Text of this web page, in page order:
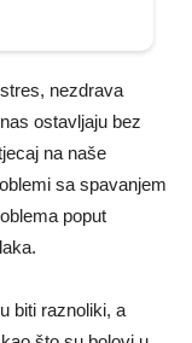
nezdrava
ostavljaju bez
na naše
sa spavanjem
poput
biti raznoliki, a